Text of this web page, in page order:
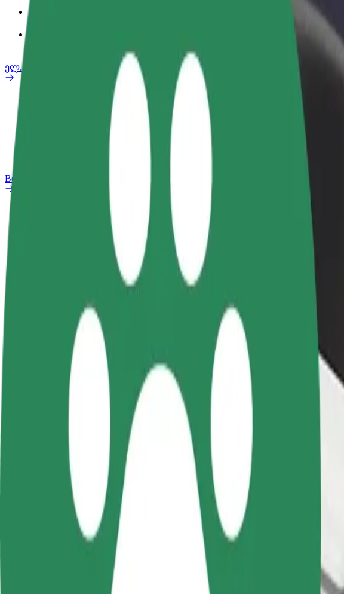
პროდუქტები
ელ. ბაიკი
პრობლემის შეტყობინება
Bolt Plus
როგორ გავხდე გამომწერი
პარტნიორი
საკუთარი
გრაფიკით
შეასრულე შეკვეთები და გამოიმუშვე
თანხა ყოველკვირეულად
როგორ მივიდეთ Galeria Warmińska დან Olsztyn Główny მდე
Galeria Warmińska დან Olsztyn Główny მდე გადაადგილების საუკეთესო
Galeria Warmińska
Olsztyn Główny
კომფორტი და სიმარტივე შენს ხელთაა!
სანდო მგზავრობები ყოველდღიური საშუალო ზომის ავტომობილებით.
მგზავრობის სავარაუდო დრო